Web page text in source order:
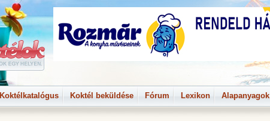
Koktélkatalógus Koktél beküldése Fórum Lexikon Alapanyagok